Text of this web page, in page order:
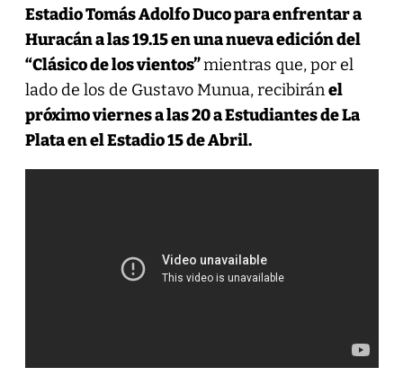
Estadio Tomás Adolfo Duco para enfrentar a
Huracán a las 19.15 en una nueva edición del
“Clásico de los vientos”mientras que, por el
lado de los de Gustavo Munua, recibiránel
próximo viernes a las 20 a Estudiantes de La
Plata en el Estadio 15 de Abril.